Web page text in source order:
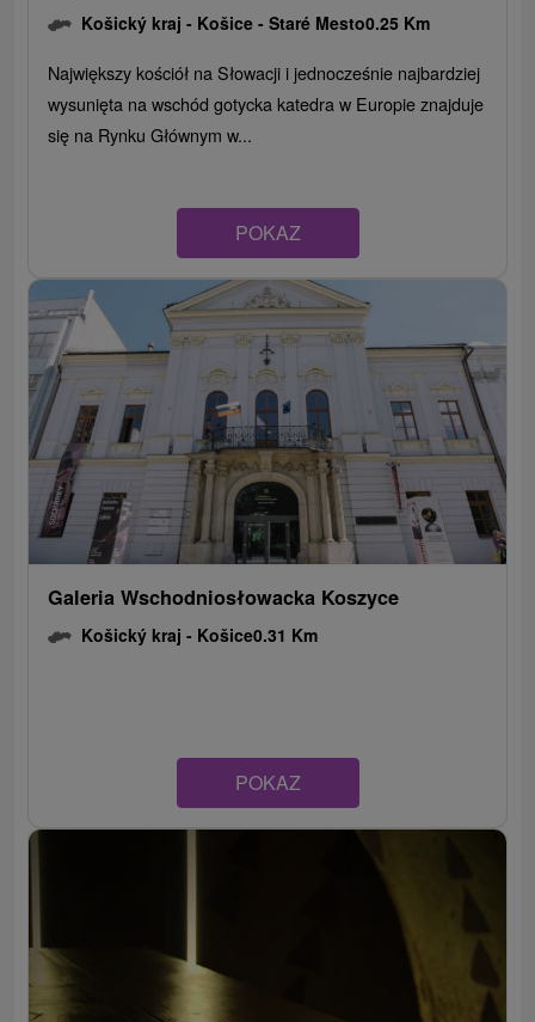
Košický kraj - Košice - Staré Mesto0.25 Km
Największy kościół na Słowacji i jednocześnie najbardziej
wysunięta na wschód gotycka katedra w Europie znajduje
się na Rynku Głównym w...
POKAZ
Galeria Wschodniosłowacka Koszyce
Košický kraj - Košice0.31 Km
POKAZ